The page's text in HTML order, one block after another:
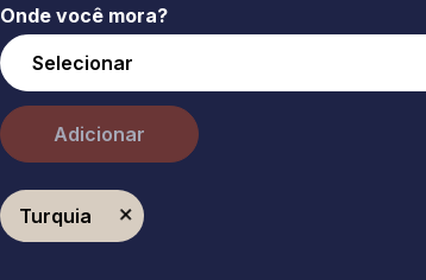
Onde você mora?
Adicionar
Turquia